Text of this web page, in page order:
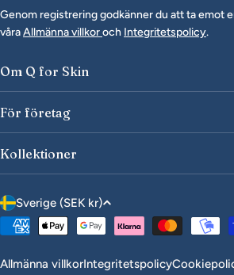
Genom registrering godkänner du att ta emot
våraAllmänna villkoroch Integritetspolicy.
Om Q for Skin
För företag
Kollektioner
L
a
d
Sverige (SEK kr)
Betalningsmetoder
Allmänna villkorIntegritetspolicy